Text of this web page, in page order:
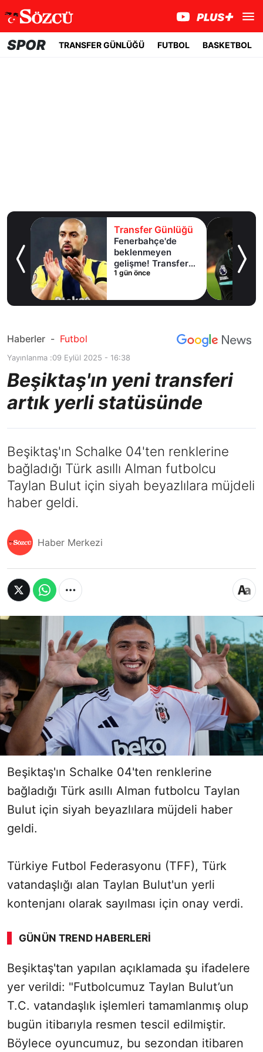
SPOR TRANSFER GÜNLÜĞÜ FUTBOL BASKETBOL
Transfer Günlüğü
Fenerbahçe'de
beklenmeyen
gelişme! Transfer
iptal oldu
1 gün önce
Haberler - Futbol
Yayınlanma :09 Eylül 2025 - 16:38
Beşiktaş'ın yeni transferi
artık yerli statüsünde
Beşiktaş'ın Schalke 04'ten renklerine
bağladığı Türk asıllı Alman futbolcu
Taylan Bulut için siyah beyazlılara müjdeli
haber geldi.
Haber Merkezi
Beşiktaş'ın Schalke 04'ten renklerine
bağladığı Türk asıllı Alman futbolcu Taylan
Bulut için siyah beyazlılara müjdeli haber
geldi.
Türkiye Futbol Federasyonu (TFF), Türk
vatandaşlığı alan Taylan Bulut'un yerli
kontenjanı olarak sayılması için onay verdi.
GÜNÜN TREND HABERLERI
SÖZCÜ SON DAKİKA
Beşiktaş'tan yapılan açıklamada şu ifadelere
yer verildi: "Futbolcumuz Taylan Bulut’un
T.C. vatandaşlık işlemleri tamamlanmış olup
bugün itibarıyla resmen tescil edilmiştir.
Böylece oyuncumuz, bu sezondan itibaren